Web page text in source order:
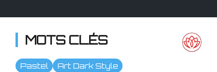
MOTS CLÉS
Pastel
Art Dark Style